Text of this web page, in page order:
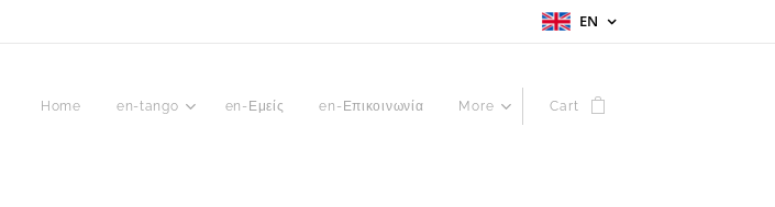
EN
Home en-tango en-Εμείς en-Επικοινωνία More Cart